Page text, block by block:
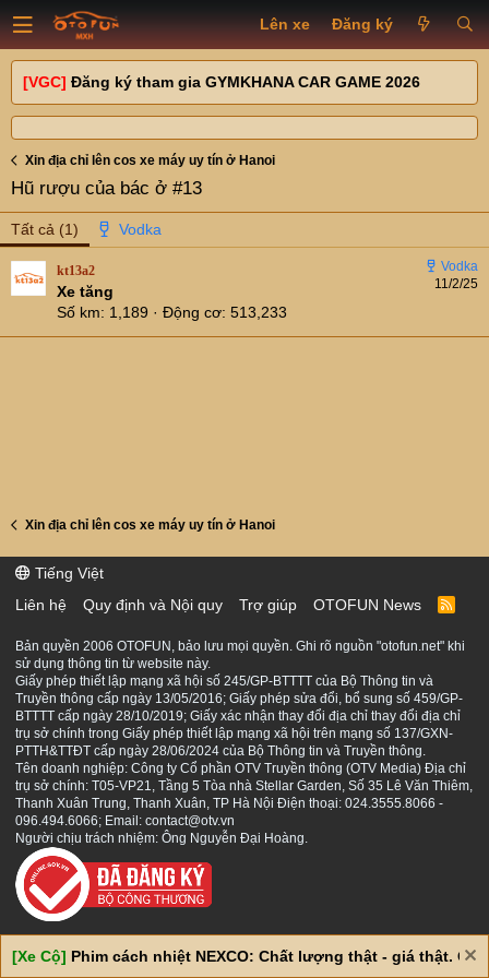
Lên xe Đăng ký
[VGC] Đăng ký tham gia GYMKHANA CAR GAME 2026
Xin địa chỉ lên cos xe máy uy tín ở Hanoi
Hũ rượu của bác ở #13
Tất cả (1)
11/2/25
kt13a2
Xe tăng
Số km
1,189 Động cơ 513,233
Xin địa chỉ lên cos xe máy uy tín ở Hanoi
Tiếng Việt
Liên hệ
Quy định và Nội quy Trợ giúp OTOFUN News
R
S
Bản quyền 2006 OTOFUN, bảo lưu mọi quyền. Ghi rõ nguồn "otofun.net" khi
sử dụng thông tin từ website này.
Giấy phép thiết lập mạng xã hội số 245/GP-BTTTT của Bộ Thông tin và
Truyền thông cấp ngày 13/05/2016; Giấy phép sửa đổi, bổ sung số 459/GP-
BTTTT cấp ngày 28/10/2019; Giấy xác nhận thay đổi địa chỉ thay đổi địa chỉ
trụ sở chính trong Giấy phép thiết lập mạng xã hội trên mạng số 137/GXN-
PTTH&TTĐT cấp ngày 28/06/2024 của Bộ Thông tin và Truyền thông.
Tên doanh nghiệp: Công ty Cổ phần OTV Truyền thông (OTV Media) Địa chỉ
trụ sở chính: T05-VP21, Tầng 5 Tòa nhà Stellar Garden, Số 35 Lê Văn Thiêm,
Thanh Xuân Trung, Thanh Xuân, TP Hà Nội Điện thoại: 024.3555.8066 -
096.494.6066; Email: contact@otv.vn
Người chịu trách nhiệm: Ông Nguyễn Đại Hoàng.
[Xe Cộ] Phim cách nhiệt NEXCO: Chất lượng thật - giá thật. Giá